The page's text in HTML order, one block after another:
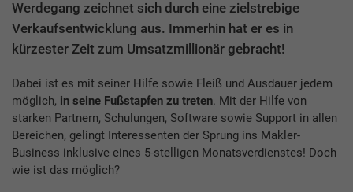
Werdegang zeichnet sich durch eine zielstrebige
Verkaufsentwicklung aus. Immerhin hat er es in
kürzester Zeit zum Umsatzmillionär gebracht!
Dabei ist es mit seiner Hilfe sowie Fleiß und Ausdauer jedem
möglich, in seine Fußstapfen zu treten. Mit der Hilfe von
starken Partnern, Schulungen, Software sowie Support in allen
Bereichen, gelingt Interessenten der Sprung ins Makler-
Business inklusive eines 5-stelligen Monatsverdienstes! Doch
wie ist das möglich?